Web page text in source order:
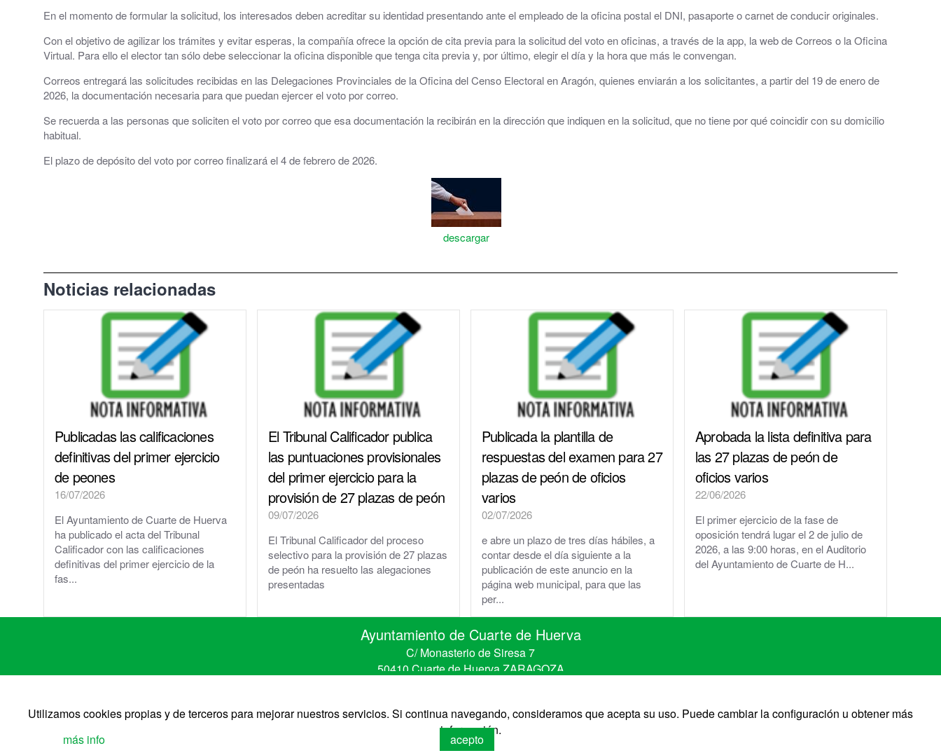
Trámites y Servicios
Atención al Ciudadano
Ayuntamiento Online
112 ARAGÓN - ALERTAS
Directorio de empresas
ACHE, Asociación Corredor del Huerva Empresarial
Iglesia de Santa Cruz
Juzgados
Plaza de toros
Piscinas Municipales
Rincón Solidario
Comarca Central · Servicios Sociales
Transporte público
En el momento de formular la solicitud, los interesados deben acreditar su identidad presentando ante el empleado de la oficina postal el DNI, pasaporte o carnet de conducir originales.
Con el objetivo de agilizar los trámites y evitar esperas, la compañía ofrece la opción de cita previa para la solicitud del voto en oficinas, a través de la app, la web de Correos o la Oficina
Virtual. Para ello el elector tan sólo debe seleccionar la oficina disponible que tenga cita previa y, por último, elegir el día y la hora que más le convengan.
Correos entregará las solicitudes recibidas en las Delegaciones Provinciales de la Oficina del Censo Electoral en Aragón, quienes enviarán a los solicitantes, a partir del 19 de enero de
2026, la documentación necesaria para que puedan ejercer el voto por correo.
Se recuerda a las personas que soliciten el voto por correo que esa documentación la recibirán en la dirección que indiquen en la solicitud, que no tiene por qué coincidir con su domicilio
habitual.
El plazo de depósito del voto por correo finalizará el 4 de febrero de 2026.
descargar
Noticias relacionadas
Publicadas las calificaciones
definitivas del primer ejercicio
de peones
16/07/2026
El Ayuntamiento de Cuarte de Huerva
ha publicado el acta del Tribunal
Calificador con las calificaciones
definitivas del primer ejercicio de la
fas...
El Tribunal Calificador publica
las puntuaciones provisionales
del primer ejercicio para la
provisión de 27 plazas de peón
09/07/2026
El Tribunal Calificador del proceso
selectivo para la provisión de 27 plazas
de peón ha resuelto las alegaciones
presentadas
Publicada la plantilla de
respuestas del examen para 27
plazas de peón de oficios
varios
02/07/2026
e abre un plazo de tres días hábiles, a
contar desde el día siguiente a la
publicación de este anuncio en la
página web municipal, para que las
per...
Aprobada la lista definitiva para
las 27 plazas de peón de
oficios varios
22/06/2026
El primer ejercicio de la fase de
oposición tendrá lugar el 2 de julio de
2026, a las 9:00 horas, en el Auditorio
del Ayuntamiento de Cuarte de H...
Ayuntamiento de Cuarte de Huerva
C/ Monasterio de Siresa 7
50410 Cuarte de Huerva ZARAGOZA
acepto
más info
Utilizamos cookies propias y de terceros para mejorar nuestros servicios. Si continua navegando, consideramos que acepta su uso. Puede cambiar la configuración u obtener más
información.